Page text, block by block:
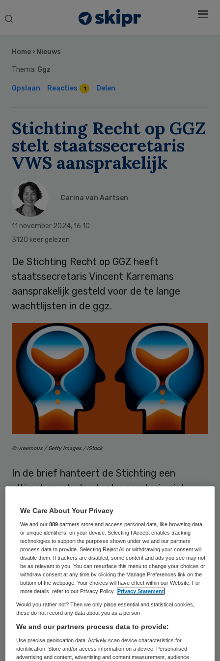
Search
Home › Nieuws
Thema: Ggz
Opslaan Reacties 1 Delen
Stichting Recht op GGZ
stelt staatssecretaris
VWS aansprakelijk
Carina van Aartsen
11 november 2024, 16:10
3120 keer gelezen
De Stichting Recht op GGZ heeft
staatssecretaris Vincent Karremans
aansprakelijk gesteld voor de te lange
wachtlijsten in de ggz.
© vreemous / Getty Images / iStock
In de brief hanteert de Stichting een
ultimatum: als de staatssecretaris niet voor
reageert, dreigt de Stichting verdere
juridische stappen te zullen ondernemen.
Treeknorm
Maximaal aanvaardbare wachttijd is
gesteld op veertien weken: vier weken voor
een eerste intakegesprek, vier weken voor
het vaststellen van de diagnose en zes
weken voor het beginnen van de
Sidebar
We Care About Your Privacy
We and our889 partners store and access personal data, like browsing data
or unique identifiers, on your device. Selecting I Accept enables tracking
technologies to support the purposes shown under we and our partners
process data to provide. Selecting Reject All or withdrawing your consent will
disable them. If trackers are disabled, some content and ads you see may not
be as relevant to you. You can resurface this menu to change your choices or
withdraw consent at any time by clicking the Manage Preferences link on the
bottom of the webpage. Your choices will have effect within our Website. For
more details, refer to our Privacy Policy.
Privacy Statement
Would you rather not? Then we only place essential and statistical cookies,
these do not record any data about you as a person
We and our partners process data to provide:
Use precise geolocation data. Actively scan device characteristics for
identification. Store and/or access information on a device. Personalised
advertising and content, advertising and content measurement, audience